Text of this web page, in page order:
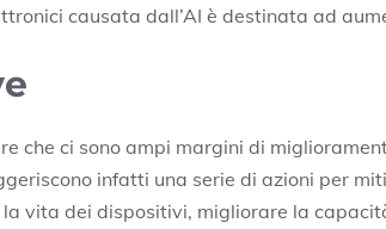
causata dall’AI è destinata ad
che ci sono ampi margini di
infatti una serie di azioni per
vita dei dispositivi, migliorare la